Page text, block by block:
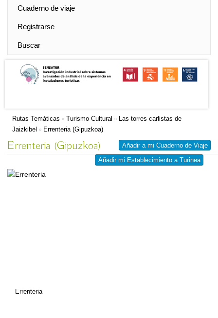
Cuaderno de viaje
Registrarse
Buscar
Rutas Temáticas » Turismo Cultural » Las torres carlistas de
Jaizkibel » Errenteria (Gipuzkoa)
Añadir a mi Cuaderno de Viaje
Añadir mi Establecimiento a Turinea
Errenteria (Gipuzkoa)
Errenteria